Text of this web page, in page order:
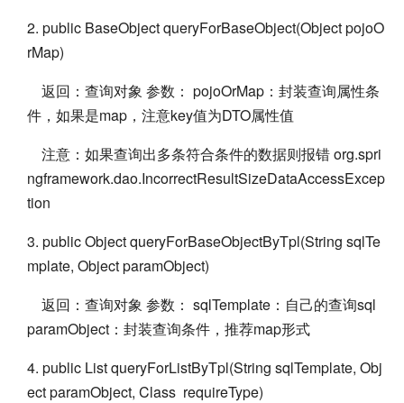
2. public BaseObject queryForBaseObject(Object pojoO
rMap)
返回：查询对象 参数： pojoOrMap：封装查询属性条
件，如果是map，注意key值为DTO属性值
注意：如果查询出多条符合条件的数据则报错 org.spri
ngframework.dao.IncorrectResultSizeDataAccessExcep
tion
3. public Object queryForBaseObjectByTpl(String sqlTe
mplate, Object paramObject)
返回：查询对象 参数： sqlTemplate：自己的查询sql
paramObject：封装查询条件，推荐map形式
4. public List queryForListByTpl(String sqlTemplate, Obj
ect paramObject, Class requireType)